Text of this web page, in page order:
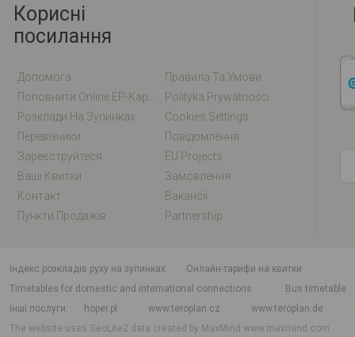
Корисні
посилання
Допомога
Правила Та Умови
Polityka Prywatności
Розклади На Зупинках
Cookies Settings
Перевізники
Повідомлення
Зареєструйтеся
EU Projects
Ваші Квитки
Замовлення
Контакт
Вакансії
Пункти Продажів
Partnership
індекс розкладів руху на зупинках
Онлайн-тарифи на квитки
Timetables for domestic and international connections
Bus timetable
Інші послуги
hoper.pl www.teroplan.cz www.teroplan.de
The website uses GeoLite2 data created by MaxMindwww.maxmind.com